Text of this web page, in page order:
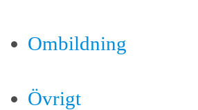
Ombildning
Övrigt